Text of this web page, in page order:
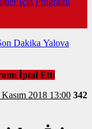
Dakika Yalova
İptal Etti
10 Kasım 2018 13:00 342